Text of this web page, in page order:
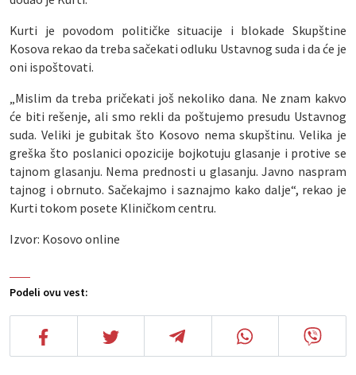
Podeli ovu vest:
Kurti je povodom političke situacije i blokade Skupštine
Kosova rekao da treba sačekati odluku Ustavnog suda i da će je
oni ispoštovati.
„Mislim da treba pričekati još nekoliko dana. Ne znam kakvo
će biti rešenje, ali smo rekli da poštujemo presudu Ustavnog
suda. Veliki je gubitak što Kosovo nema skupštinu. Velika je
greška što poslanici opozicije bojkotuju glasanje i protive se
tajnom glasanju. Nema prednosti u glasanju. Javno naspram
tajnog i obrnuto. Sačekajmo i saznajmo kako dalje“, rekao je
Kurti tokom posete Kliničkom centru.
Izvor: Kosovo online